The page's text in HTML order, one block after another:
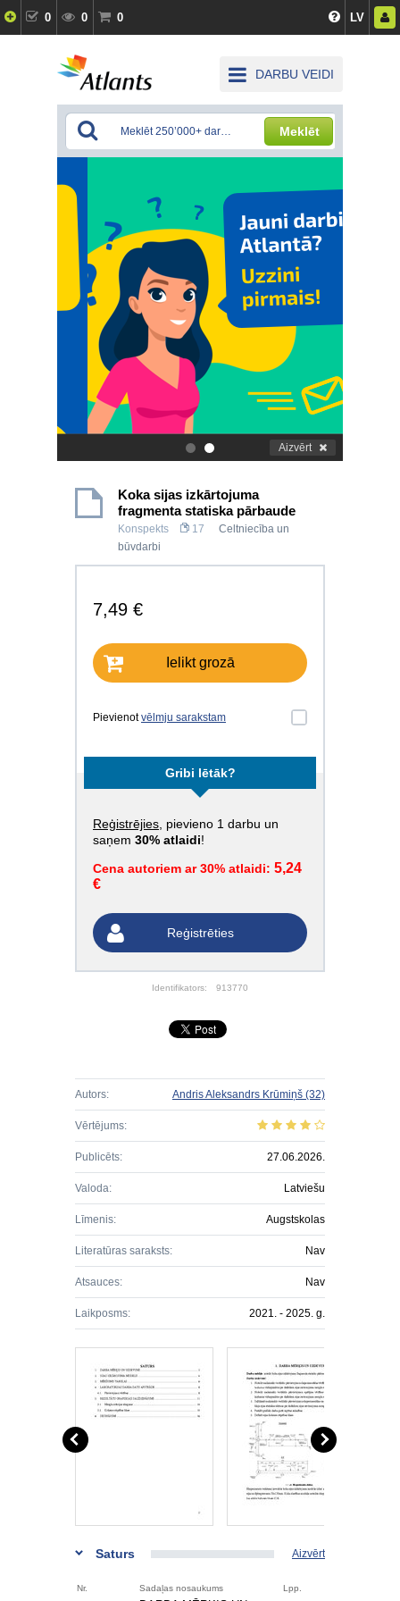
0 0 0 LV
DARBU VEIDI
Meklēt
. Aizvērt
Koka sijas izkārtojuma
fragmenta statiska pārbaude
Konspekts 17
Celtniecība un
būvdarbi
7,49 €
Ielikt grozā
Pievienotvēlmju sarakstam
Gribi lētāk?
Reģistrējies , pievieno 1 darbu un
saņem 30% atlaidi!
Cena autoriem ar 30% atlaidi: 5,24
€
Reģistrēties
Identifikators: 913770
Autors: Andris Aleksandrs Krūmiņš (32)
Vērtējums:
Publicēts: 27.06.2026.
Valoda: Latviešu
Līmenis: Augstskolas
Literatūras saraksts: Nav
Atsauces: Nav
Laikposms: 2021. - 2025. g.
Saturs Aizvērt
Nr. Sadaļas nosaukums Lpp.